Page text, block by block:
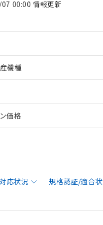
00:00 情報更新
機種
価格
応状況 規格認証/適合